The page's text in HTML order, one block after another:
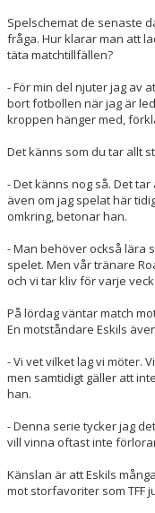
Spelschemat de senaste
fråga. Hur klarar man att
täta matchtillfällen?
- För min del njuter jag av
bort fotbollen när jag är
kroppen hänger med,
Det känns som du tar allt
- Det känns nog så. Det
även om jag spelat här
omkring, betonar han.
- Man behöver också lära
spelet. Men vår tränare
och vi tar kliv för varje
På lördag väntar match
En motståndare Eskils
- Vi vet vilket lag vi möter.
men samtidigt gäller att
han.
- Denna serie tycker jag
vill vinna oftast inte
Känslan är att Eskils
mot storfavoriter som TFF